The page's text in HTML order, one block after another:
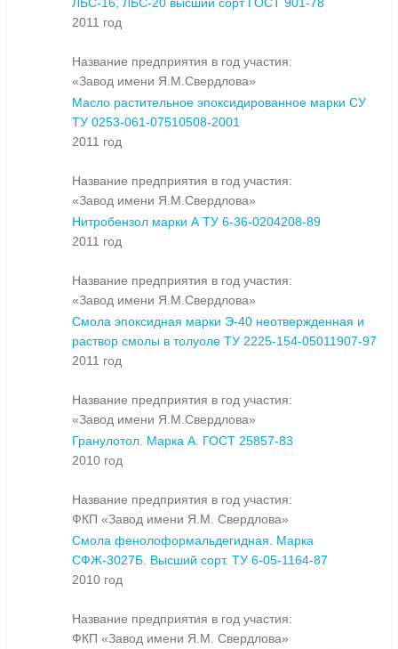
ЛБС-16, ЛБС-20 высший сорт ГОСТ 901-78
2011 год
Название предприятия в год участия:
«Завод имени Я.М.Свердлова»
Масло растительное эпоксидированное марки СУ
ТУ 0253-061-07510508-2001
2011 год
Название предприятия в год участия:
«Завод имени Я.М.Свердлова»
Нитробензол марки А ТУ 6-36-0204208-89
2011 год
Название предприятия в год участия:
«Завод имени Я.М.Свердлова»
Смола эпоксидная марки Э-40 неотвержденная и
раствор смолы в толуоле ТУ 2225-154-05011907-97
2011 год
Название предприятия в год участия:
«Завод имени Я.М.Свердлова»
Гранулотол. Марка А. ГОСТ 25857-83
2010 год
Название предприятия в год участия:
ФКП «Завод имени Я.М. Свердлова»
Смола фенолоформальдегидная. Марка
СФЖ-3027Б. Высший сорт. ТУ 6-05-1164-87
2010 год
Название предприятия в год участия:
ФКП «Завод имени Я.М. Свердлова»